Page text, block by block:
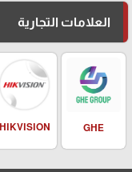
العلامات التجارية
GHE
HIKVISION